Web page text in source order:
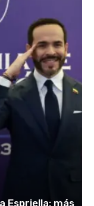
Espriella: más